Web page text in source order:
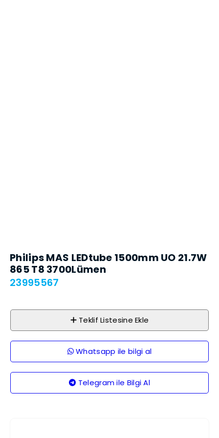
Philips MAS LEDtube 1500mm UO 21.7W
865 T8 3700Lümen
23995567
Teklif Listesine Ekle
Whatsapp ile bilgi al
Telegram ile Bilgi Al